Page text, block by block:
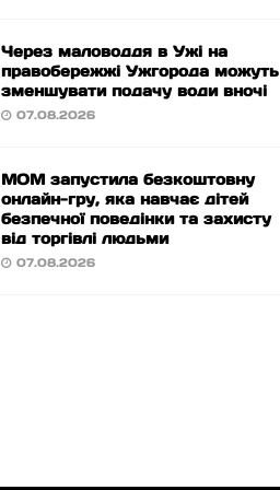
Через маловоддя в Ужі на
правобережжі Ужгорода можуть
зменшувати подачу води вночі
07.08.2026
МОМ запустила безкоштовну
онлайн-гру, яка навчає дітей
безпечної поведінки та захисту
від торгівлі людьми
07.08.2026